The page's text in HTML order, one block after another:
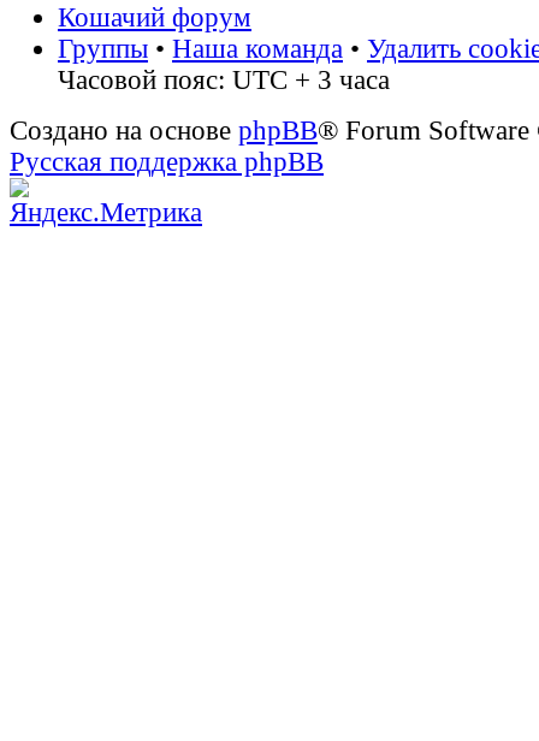
Кошачий форум
Группы • Наша команда • Удалить
Часовой пояс: UTC + 3 часа
Создано на основе phpBB® Forum
Русская поддержка phpBB